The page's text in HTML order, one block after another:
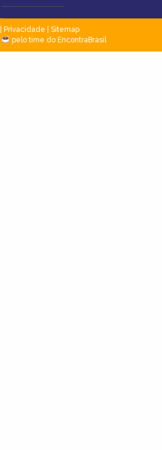
Privacidade
Sitemap
pelo time do EncontraBrasil